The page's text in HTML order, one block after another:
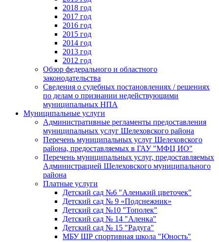
2018 год
2017 год
2016 год
2015 год
2014 год
2013 год
2012 год
Обзор федерального и областного
законодательства
Сведения о судебных постановлениях / решениях
по делам о признании недействующими
муниципальных НПА
Муниципальные услуги
Административные регламенты предоставления
муниципальных услуг Шелеховского района
Перечень муниципальных услуг Шелеховского
района, предоставляемых в ГАУ "МФЦ ИО"
Перечень муниципальных услуг, предоставляемых
Администрацией Шелеховского муниципального
района
Платные услуги
Детский сад №6 "Аленький цветочек"
Детский сад № 9 «Подснежник»
Детский сад №10 "Тополек"
Детский сад № 14 "Аленка"
Детский сад № 15 "Радуга"
МБУ ШР спортивная школа "Юность"